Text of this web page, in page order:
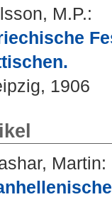
M.P.:
1906
Martin: